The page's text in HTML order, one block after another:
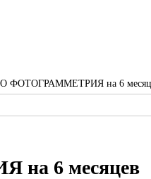
ФОТОГРАММЕТРИЯ на 6
6 месяцев